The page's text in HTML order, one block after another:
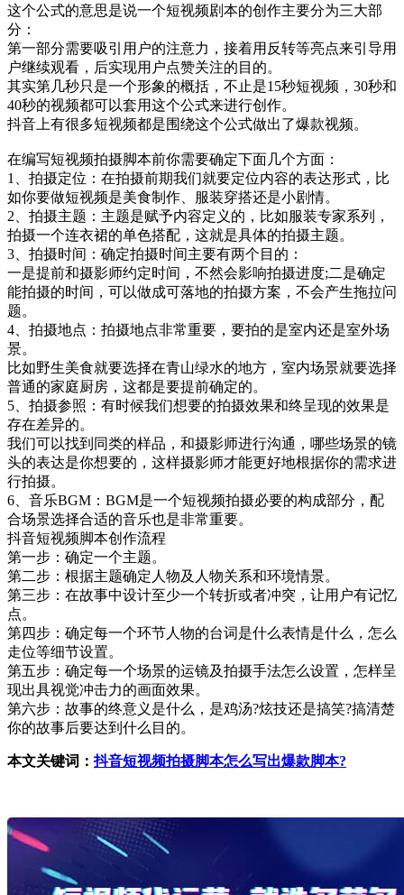
这个公式的意思是说一个短视频剧本的创作主要分为三大部
分：
第一部分需要吸引用户的注意力，接着用反转等亮点来引导用
户继续观看，后实现用户点赞关注的目的。
其实第几秒只是一个形象的概括，不止是15秒短视频，30秒和
40秒的视频都可以套用这个公式来进行创作。
抖音上有很多短视频都是围绕这个公式做出了爆款视频。
在编写短视频拍摄脚本前你需要确定下面几个方面：
1、拍摄定位：在拍摄前期我们就要定位内容的表达形式，比
如你要做短视频是美食制作、服装穿搭还是小剧情。
2、拍摄主题：主题是赋予内容定义的，比如服装专家系列，
拍摄一个连衣裙的单色搭配，这就是具体的拍摄主题。
3、拍摄时间：确定拍摄时间主要有两个目的：
一是提前和摄影师约定时间，不然会影响拍摄进度;二是确定
能拍摄的时间，可以做成可落地的拍摄方案，不会产生拖拉问
题。
4、拍摄地点：拍摄地点非常重要，要拍的是室内还是室外场
景。
比如野生美食就要选择在青山绿水的地方，室内场景就要选择
普通的家庭厨房，这都是要提前确定的。
5、拍摄参照：有时候我们想要的拍摄效果和终呈现的效果是
存在差异的。
我们可以找到同类的样品，和摄影师进行沟通，哪些场景的镜
头的表达是你想要的，这样摄影师才能更好地根据你的需求进
行拍摄。
6、音乐BGM：BGM是一个短视频拍摄必要的构成部分，配
合场景选择合适的音乐也是非常重要。
抖音短视频脚本创作流程
第一步：确定一个主题。
第二步：根据主题确定人物及人物关系和环境情景。
第三步：在故事中设计至少一个转折或者冲突，让用户有记忆
点。
第四步：确定每一个环节人物的台词是什么表情是什么，怎么
走位等细节设置。
第五步：确定每一个场景的运镜及拍摄手法怎么设置，怎样呈
现出具视觉冲击力的画面效果。
第六步：故事的终意义是什么，是鸡汤?炫技还是搞笑?搞清楚
你的故事后要达到什么目的。
本文关键词：抖音短视频拍摄脚本怎么写出爆款脚本?